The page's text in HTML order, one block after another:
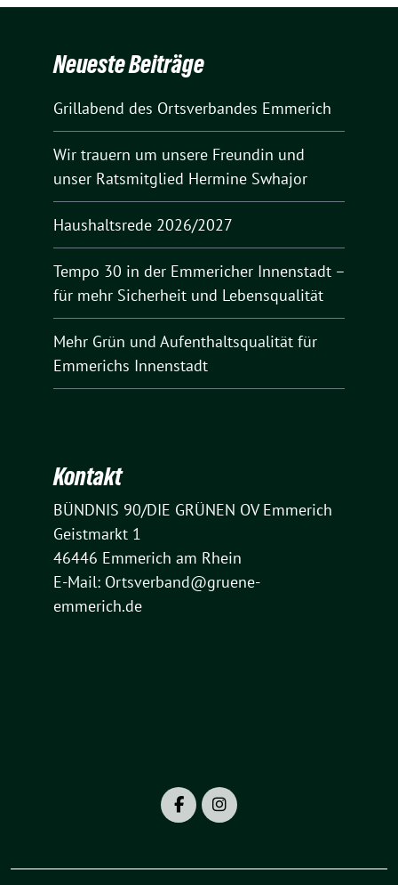
Neueste Beiträge
Grillabend des Ortsverbandes Emmerich
Wir trauern um unsere Freundin und
unser Ratsmitglied Hermine Swhajor
Haushaltsrede 2026/2027
Tempo 30 in der Emmericher Innenstadt –
für mehr Sicherheit und Lebensqualität
Mehr Grün und Aufenthaltsqualität für
Emmerichs Innenstadt
Kontakt
BÜNDNIS 90/DIE GRÜNEN OV Emmerich
Geistmarkt 1
46446 Emmerich am Rhein
E-Mail: Ortsverband@gruene-
emmerich.de